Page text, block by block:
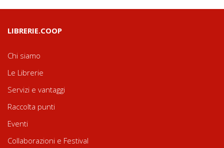
LIBRERIE.COOP
Chi siamo
Le Librerie
Servizi e vantaggi
Raccolta punti
Eventi
Collaborazioni e Festival